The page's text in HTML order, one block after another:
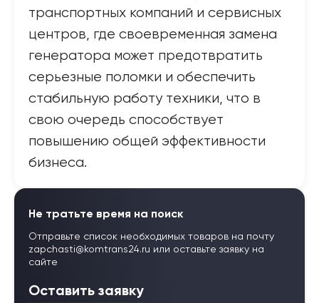
транспортных компаний и сервисных
центров, где своевременная замена
генератора может предотвратить
серьезные поломки и обеспечить
стабильную работу техники, что в
свою очередь способствует
повышению общей эффективности
бизнеса.
Не тратьте время на поиск
Отправьте список необходимых товаров на почту
zapchasti@komtrans24.ru или оставьте заявку на
сайте
Оставить заявку